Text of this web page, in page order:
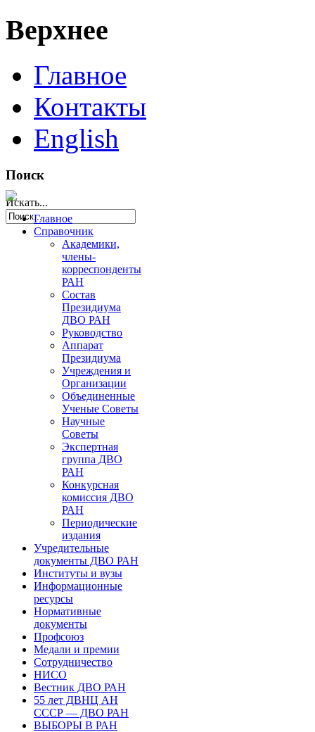
Верхнее
Главное
Контакты
English
Поиск
Искать...
Главное
Справочник
Академики,
члены-
корреспонденты
РАН
Состав
Президиума
ДВО РАН
Руководство
Аппарат
Президиума
Учреждения и
Организации
Объединенные
Ученые Советы
Научные
Советы
Экспертная
группа ДВО
РАН
Конкурсная
комиссия ДВО
РАН
Периодические
издания
Учредительные
документы ДВО РАН
Институты и вузы
Информационные
ресурсы
Нормативные
документы
Профсоюз
Медали и премии
Сотрудничество
НИСО
Вестник ДВО РАН
55 лет ДВНЦ АН
СССР — ДВО РАН
ВЫБОРЫ В РАН